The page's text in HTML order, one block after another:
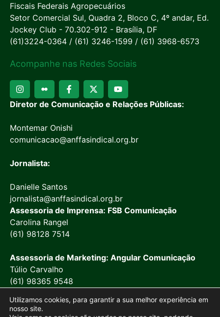
Fiscais Federais Agropecuários
Setor Comercial Sul, Quadra 2, Bloco C, 4º andar, Ed.
Jockey Club - 70.302-912 - Brasília, DF
(61)3224-0364 / (61) 3246-1599 / (61) 3968-6573
Acompanhe nas Redes Sociais
Diretor de Comunicação e Relações Públicas:
Montemar Onishi
comunicacao@anffasindical.org.br
Jornalista:
Danielle Santos
jornalista@anffasindical.org.br
Assessoria de Imprensa: FSB Comunicação
Carolina Rangel
(61) 98128 7514
Assessoria de Marketing: Angular Comunicação
Túlio Carvalho
(61) 98365 9548
Utilizamos cookies, para garantir a sua melhor experiência em
nosso site.